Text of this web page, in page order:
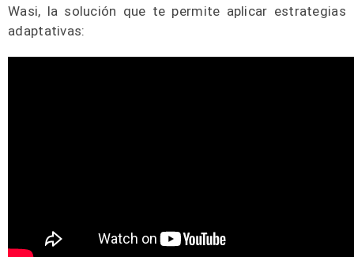
Wasi, la solución que te permite aplicar estrategias
adaptativas: